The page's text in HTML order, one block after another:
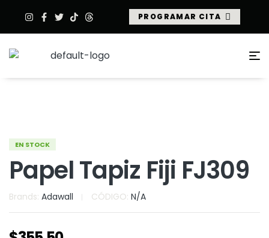
PROGRAMAR CITA
EN STOCK
Papel Tapiz Fiji FJ309
Brands: Adawall CÓDIGO: N/A